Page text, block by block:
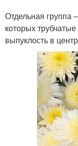
Отдельная группа
которых
выпуклость в